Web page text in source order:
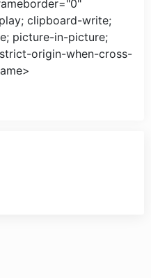
clipboard-write;
picture-in-picture;
origin-when-cross-